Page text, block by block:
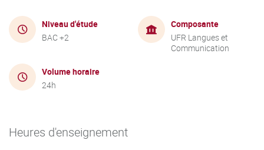
Niveau d'étude
BAC +2
Composante
UFR Langues et
Communication
Volume horaire
24h
Heures d'enseignement